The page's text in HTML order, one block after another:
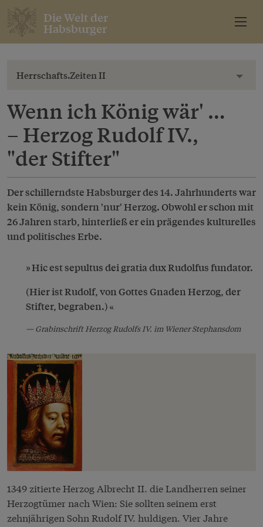
Die Welt der
Habsburger
Herrschafts.Zeiten II
Wenn ich König wär' …
– Herzog Rudolf IV.,
"der Stifter"
Der schillerndste Habsburger des 14. Jahrhunderts war
kein König, sondern 'nur' Herzog. Obwohl er schon mit
26 Jahren starb, hinterließ er ein prägendes kulturelles
und politisches Erbe.
Hic est sepultus dei gratia dux Rudolfus fundator.
(Hier ist Rudolf, von Gottes Gnaden Herzog, der
Stifter, begraben.)
Grabinschrift Herzog Rudolfs IV. im Wiener Stephansdom
1349 zitierte Herzog Albrecht II. die Landherren seiner
Herzogtümer nach Wien: Sie sollten seinem erst
zehnjährigen Sohn Rudolf IV. huldigen. Vier Jahre